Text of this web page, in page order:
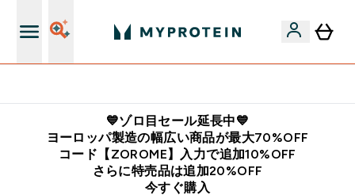
💙ゾロ目セール延長中💙
ヨーロッパ製造の幅広い商品が最大70%OFF
コード【ZOROME】入力で追加10%OFF
さらに特売品は追加20%OFF
今すぐ購入